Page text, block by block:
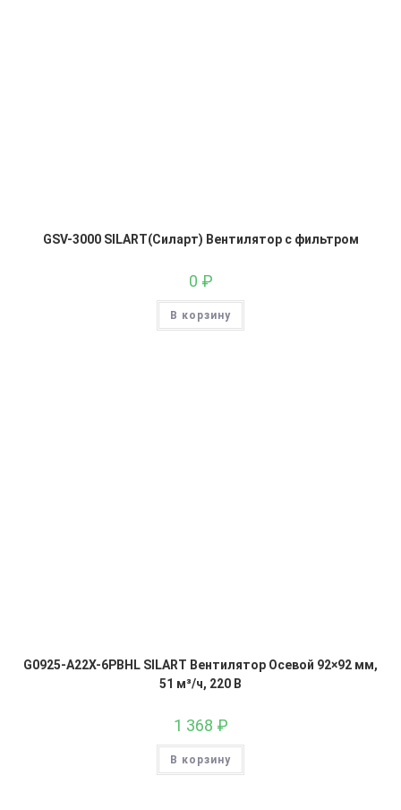
GSV-3000 SILART(Силарт) Вентилятор с фильтром
0 ₽
В корзину
G0925-A22X-6PBHL SILART Вентилятор Осевой 92×92 мм,
51 м³/ч, 220 В
1 368 ₽
В корзину